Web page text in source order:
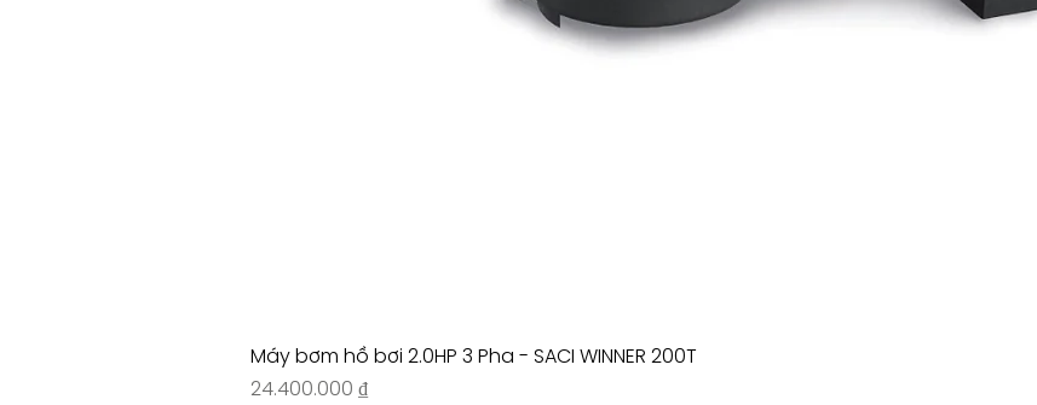
Máy bơm hồ bơi 2.0HP 3 Pha - SACI WINNER 200T
Giá
24.400.000 ₫